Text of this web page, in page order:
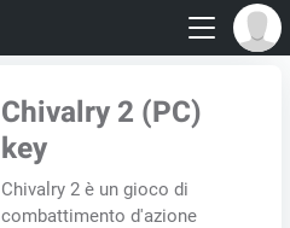
Chivalry 2 (PC)
key
Chivalry 2 è un gioco di
combattimento d'azione